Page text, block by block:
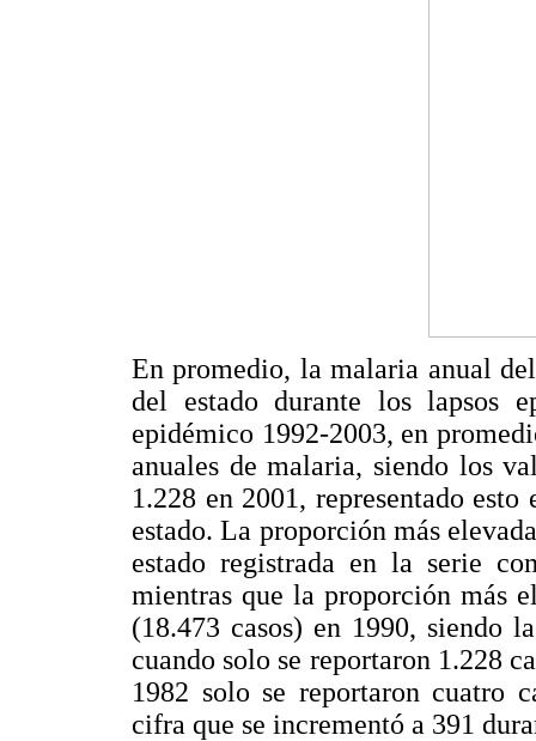
En promedio, la malaria anual
del estado durante los lapsos
epidémico 1992-2003, en
anuales de malaria, siendo los
1.228 en 2001, representado
estado. La proporción más
estado registrada en la serie
mientras que la proporción más
(18.473 casos) en 1990, siendo
cuando solo se reportaron 1.228
1982 solo se reportaron cuatro
cifra que se incrementó a 391